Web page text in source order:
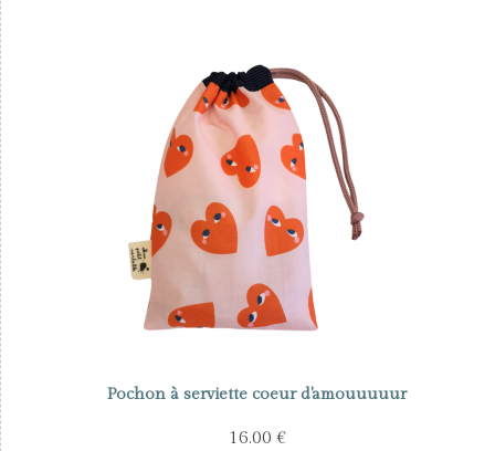
Pochon à serviette coeur d'amouuuuur
16.00 €